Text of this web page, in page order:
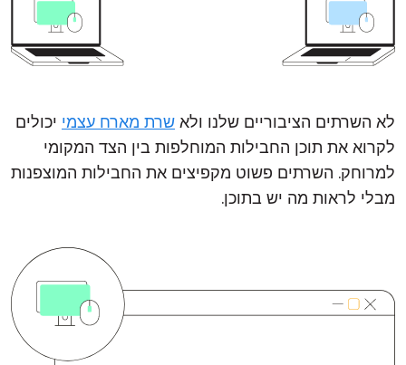
לא השרתים הציבוריים שלנו ולא שרת מארח עצמי יכולים
לקרוא את תוכן החבילות המוחלפות בין הצד המקומי
למרוחק. השרתים פשוט מקפיצים את החבילות המוצפנות
מבלי לראות מה יש בתוכן.